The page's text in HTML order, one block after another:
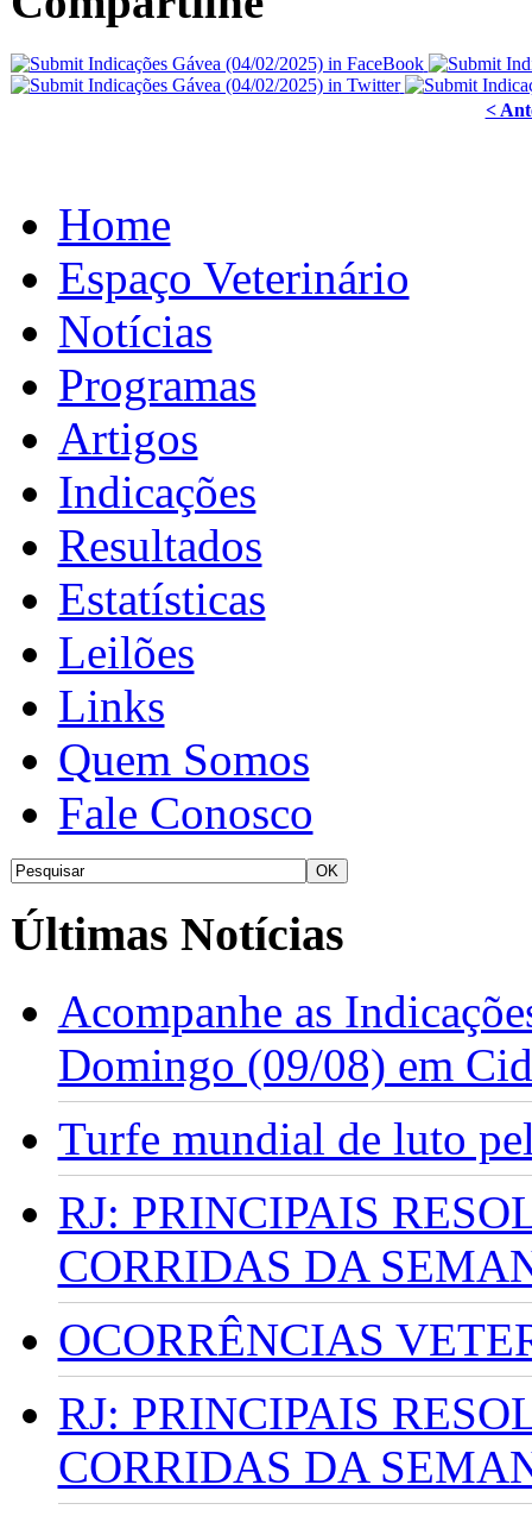
<
Home
Espaço Veterinário
Notícias
Programas
Artigos
Indicações
Resultados
Estatísticas
Leilões
Links
Quem Somos
Fale Conosco
Últimas Notícias
Acompanhe as
Domingo (09/08) em
Turfe mundial de luto
RJ: PRINCIPAIS
CORRIDAS DA
OCORRÊNCIAS
RJ: PRINCIPAIS
CORRIDAS DA